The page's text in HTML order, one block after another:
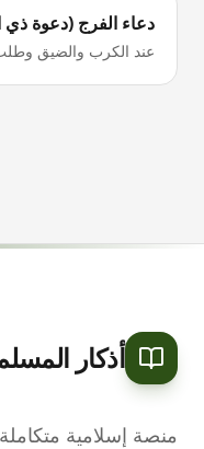
دعاء الفرج (دعوة ذي
عند الكرب والضيق
أذكار
منصة إسلامية